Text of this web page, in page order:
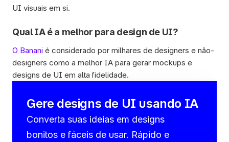
UI visuais em si.
Qual IA é a melhor para design de UI?
O Banani é considerado por milhares de designers e não-
designers como a melhor IA para gerar mockups e
designs de UI em alta fidelidade.
Gere designs de UI usando IA
Converta suas ideias em designs
bonitos e fáceis de usar. Rápido e